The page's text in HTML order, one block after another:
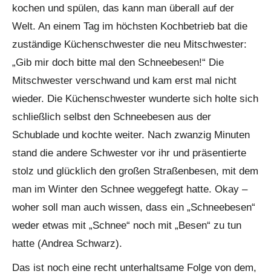
kochen und spülen, das kann man überall auf der
Welt. An einem Tag im höchsten Kochbetrieb bat die
zuständige Küchenschwester die neu Mitschwester:
„Gib mir doch bitte mal den Schneebesen!“ Die
Mitschwester verschwand und kam erst mal nicht
wieder. Die Küchenschwester wunderte sich holte sich
schließlich selbst den Schneebesen aus der
Schublade und kochte weiter. Nach zwanzig Minuten
stand die andere Schwester vor ihr und präsentierte
stolz und glücklich den großen Straßenbesen, mit dem
man im Winter den Schnee weggefegt hatte. Okay –
woher soll man auch wissen, dass ein „Schneebesen“
weder etwas mit „Schnee“ noch mit „Besen“ zu tun
hatte (Andrea Schwarz).
Das ist noch eine recht unterhaltsame Folge von dem,